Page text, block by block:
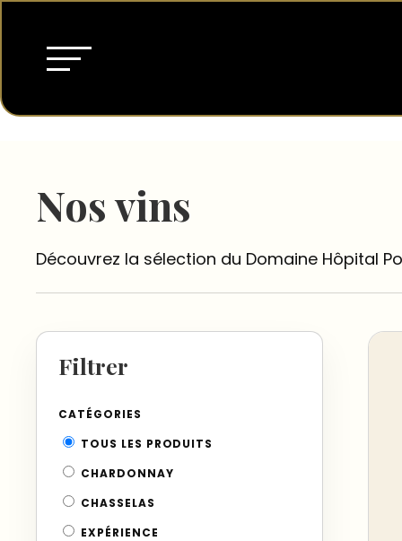
Nos vins
Découvrez la sélection du Domaine Hôpital
Filtrer
CATÉGORIES
TOUS LES PRODUITS
CHARDONNAY
CHASSELAS
EXPÉRIENCE